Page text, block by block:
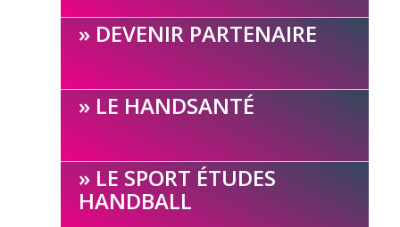
DEVENIR PARTENAIRE
LE HANDSANTÉ
LE SPORT ÉTUDES
HANDBALL